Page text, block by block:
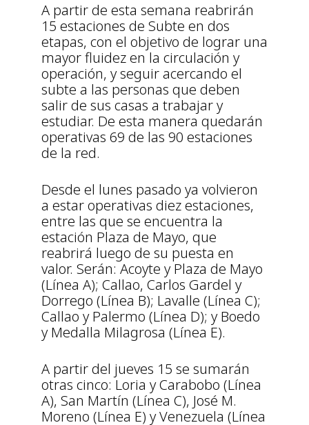
A partir de esta semana reabrirán
15 estaciones de Subte en dos
etapas, con el objetivo de lograr una
mayor fluidez en la circulación y
operación, y seguir acercando el
subte a las personas que deben
salir de sus casas a trabajar y
estudiar. De esta manera quedarán
operativas 69 de las 90 estaciones
de la red.
Desde el lunes pasado ya volvieron
a estar operativas diez estaciones,
entre las que se encuentra la
estación Plaza de Mayo, que
reabrirá luego de su puesta en
valor. Serán: Acoyte y Plaza de Mayo
(Línea A); Callao, Carlos Gardel y
Dorrego (Línea B); Lavalle (Línea C);
Callao y Palermo (Línea D); y Boedo
y Medalla Milagrosa (Línea E).
A partir del jueves 15 se sumarán
otras cinco: Loria y Carabobo (Línea
A), San Martín (Línea C), José M.
Moreno (Línea E) y Venezuela (Línea